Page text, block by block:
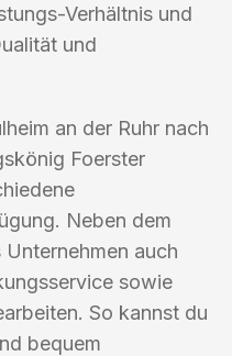
Verhältnis und
und
an der Ruhr nach
Foerster
Neben dem
auch
sowie
So kannst du
bequem